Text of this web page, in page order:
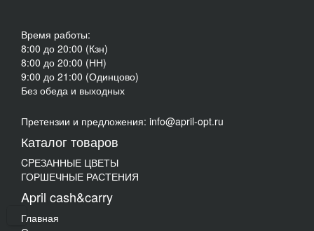
Время работы:
8:00 до 20:00 (Кзн)
8:00 до 20:00 (НН)
9:00 до 21:00 (Одинцово)
Без обеда и выходных
Претензии и предложения: info@april-opt.ru
Каталог товаров
CPЕЗАННЫЕ ЦВЕТЫ
ГОРШЕЧНЫЕ РАСТЕНИЯ
April cash&carry
Главная